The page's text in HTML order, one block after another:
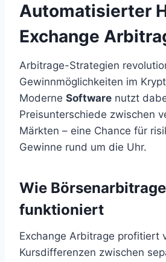
Automatisierter
Exchange
Arbitrage-Strategien
Gewinnmöglichkeiten im
Moderne Software nutzt
Preisunterschiede zwischen
Märkten – eine Chance für
Gewinne rund um die Uhr.
Wie Börsenarbitrage
funktioniert
Exchange Arbitrage profitiert
Kursdifferenzen zwischen